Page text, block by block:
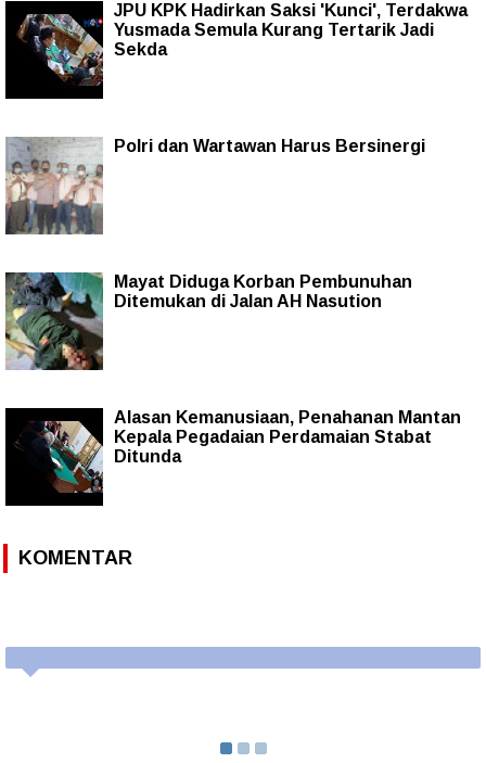
JPU KPK Hadirkan Saksi 'Kunci', Terdakwa
Yusmada Semula Kurang Tertarik Jadi
Sekda
Polri dan Wartawan Harus Bersinergi
Mayat Diduga Korban Pembunuhan
Ditemukan di Jalan AH Nasution
Alasan Kemanusiaan, Penahanan Mantan
Kepala Pegadaian Perdamaian Stabat
Ditunda
KOMENTAR